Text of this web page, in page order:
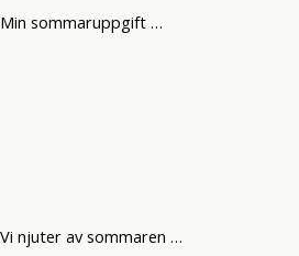
Min sommaruppgift …
Vi njuter av sommaren …